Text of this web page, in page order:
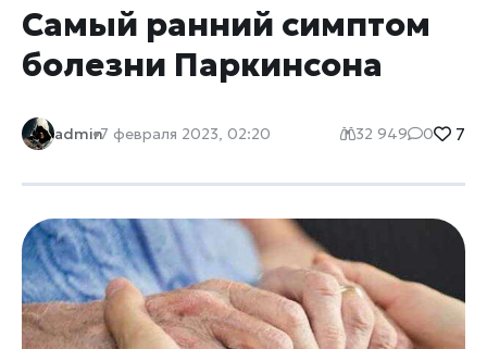
Самый ранний симптом
болезни Паркинсона
admin7 февраля 2023, 02:20 32 949 0 7